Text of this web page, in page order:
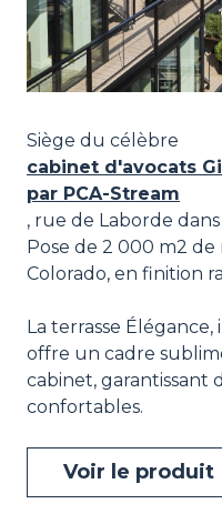
Siège du célèbre
cabinet d'avocats
par PCA-Stream
, rue de Laborde
Pose de 2 000 m2
Colorado, en finition
La terrasse
offre un cadre
cabinet, garantissant
confortables.
Voir le produit